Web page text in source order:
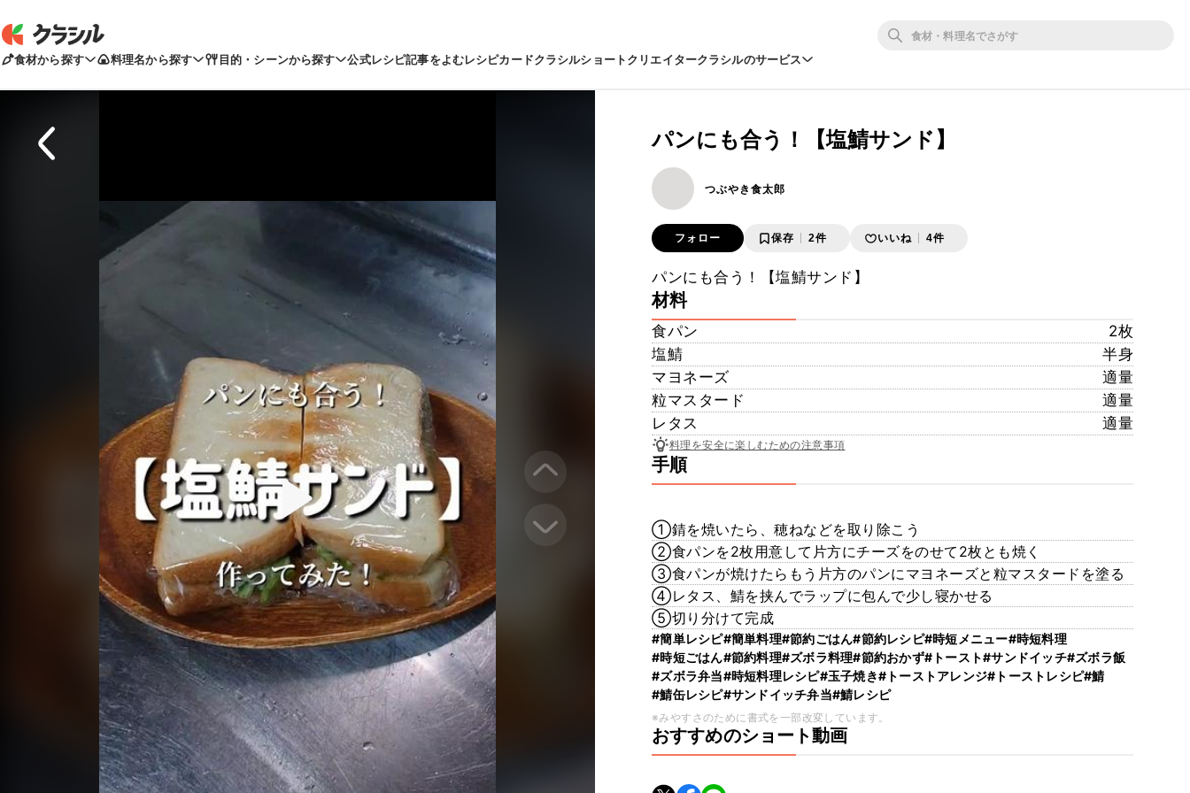
食材から探す 料理名から探す 目的・シーンから探す 公式レシピ記事をよむレシピカードクラシルショートクリエイタークラシルのサービス
パンにも合う！【塩鯖サンド】
つぶやき食太郎
フォロー 保存 2件 いいね 4件
パンにも合う！【塩鯖サンド】
材料
食パン
2枚
塩鯖
半身
マヨネーズ
適量
粒マスタード
適量
レタス
適量
料理を安全に楽しむための注意事項
手順
①錆を焼いたら、穂ねなどを取り除こう
②食パンを2枚用意して片方にチーズをのせて2枚とも焼く
③食パンが焼けたらもう片方のパンにマヨネーズと粒マスタードを塗る
④レタス、鯖を挟んでラップに包んで少し寝かせる
⑤切り分けて完成
#簡単レシピ#簡単料理#節約ごはん#節約レシピ#時短メニュー#時短料理
#時短ごはん#節約料理#ズボラ料理#節約おかず#トースト#サンドイッチ#ズボラ飯
#ズボラ弁当#時短料理レシピ#玉子焼き#トーストアレンジ#トーストレシピ#鯖
#鯖缶レシピ#サンドイッチ弁当#鯖レシピ
※みやすさのために書式を一部改変しています。
おすすめのショート動画